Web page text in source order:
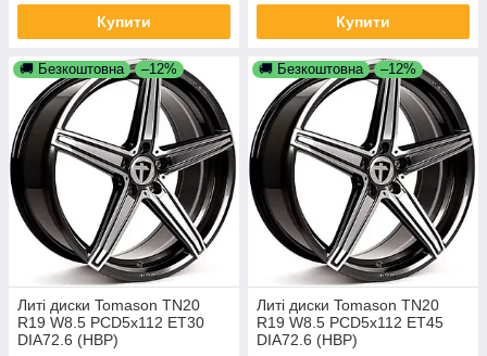
Купити Купити
🚚 Безкоштовна –12%
Литі диски Tomason TN20
R19 W8.5 PCD5x112 ET30
DIA72.6 (HBP)
🚚 Безкоштовна –12%
Литі диски Tomason TN20
R19 W8.5 PCD5x112 ET45
DIA72.6 (HBP)